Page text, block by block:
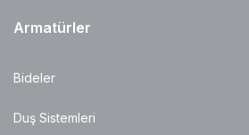
Armatürler
Bideler
Duş Sistemleri